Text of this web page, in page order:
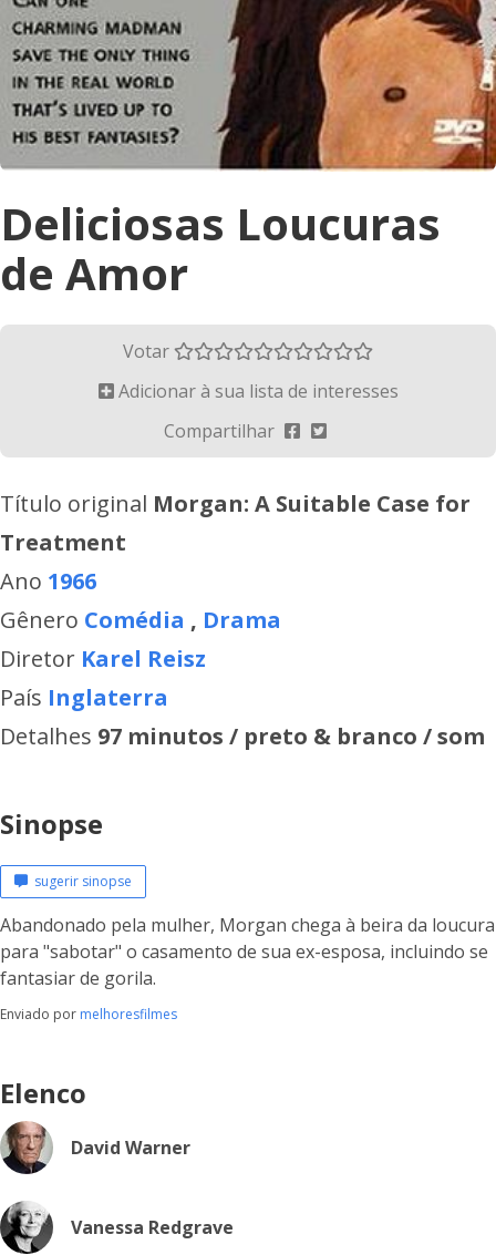
Deliciosas Loucuras
de Amor
Votar
Adicionar à sua lista de interesses
Compartilhar
Título original Morgan: A Suitable Case for
Treatment
Ano 1966
Gênero Comédia , Drama
Diretor Karel Reisz
País Inglaterra
Detalhes 97 minutos / preto & branco / som
Sinopse
sugerir sinopse
Abandonado pela mulher, Morgan chega à beira da loucura
para "sabotar" o casamento de sua ex-esposa, incluindo se
fantasiar de gorila.
Enviado por melhoresfilmes
Elenco
David Warner
Vanessa Redgrave